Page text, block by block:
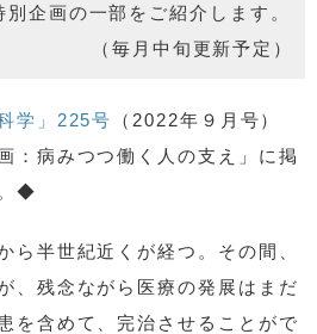
企画の一部をご紹介します。
（毎月中旬更新予定）
学」225号
（2022年９月号）
：病みつつ働く人の支え」に掲
◆
ら半世紀近くが経つ。その間、
、残念ながら医療の発展はまだ
を含めて、完治させることがで